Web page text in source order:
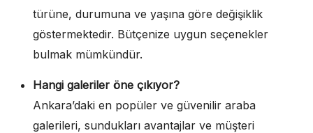
türüne, durumuna ve yaşına göre değişiklik
göstermektedir. Bütçenize uygun seçenekler
bulmak mümkündür.
Hangi galeriler öne çıkıyor?
Ankara’daki en popüler ve güvenilir araba
galerileri, sundukları avantajlar ve müşteri